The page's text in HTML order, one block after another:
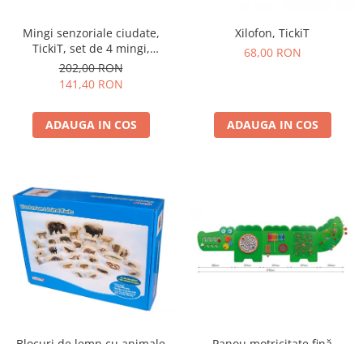
Mingi senzoriale ciudate,
TickiT, set de 4 mingi,
multicolor
202,00 RON
141,40 RON
ADAUGA IN COS
Xilofon, TickiT
68,00 RON
ADAUGA IN COS